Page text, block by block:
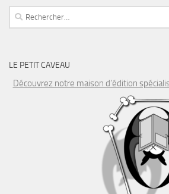
Rechercher :
LE PETIT CAVEAU
Découvrez notre maison d’édition